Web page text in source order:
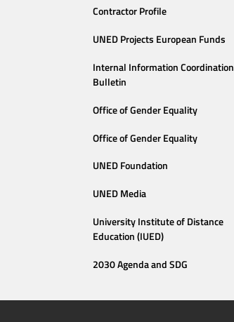
Contractor Profile
UNED Projects European Funds
Internal Information Coordination
Bulletin
Office of Gender Equality
Office of Gender Equality
UNED Foundation
UNED Media
University Institute of Distance
Education (IUED)
2030 Agenda and SDG